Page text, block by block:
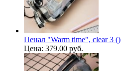
Пенал "Warm time", clear 3 ()
Цена: 379.00 руб.